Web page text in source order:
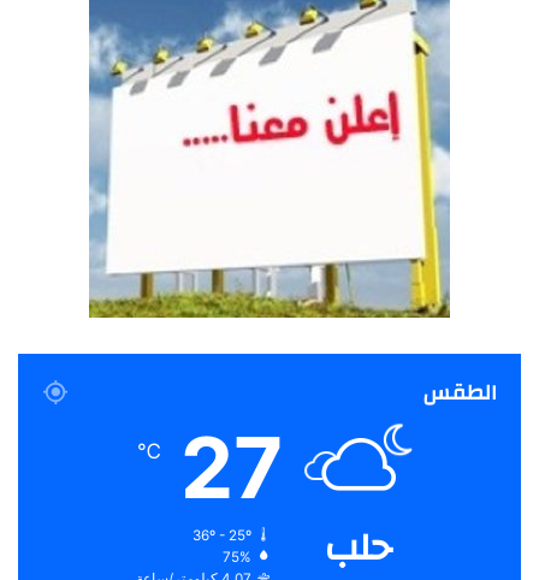
الطقس
حلب
27
℃
36º - 25º
75%